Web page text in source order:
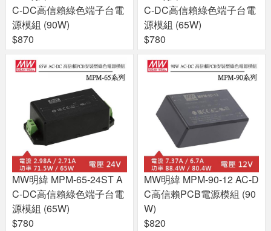
C-DC高信賴綠色端子台電
源模組 (90W)
$870
C-DC高信賴綠色端子台電
源模組 (65W)
$780
MW明緯 MPM-65-24ST A
C-DC高信賴綠色端子台電
源模組 (65W)
$780
MW明緯 MPM-90-12 AC-D
C高信賴PCB電源模組 (90
W)
$820